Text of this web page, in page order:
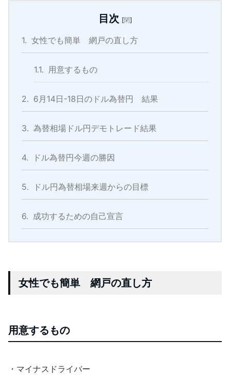
目次 [閉]
1. 女性でも簡単 網戸の直し方
1.1. 用意するもの
2. 6月14日-18日のドル為替円 結果
3. 為替相場ドル円デモトレード結果
4. ドル為替円今週の勝因
5. ドル円為替相場来週からの目標
6. 成功するための自己宣言
女性でも簡単 網戸の直し方
用意するもの
・マイナスドライバー